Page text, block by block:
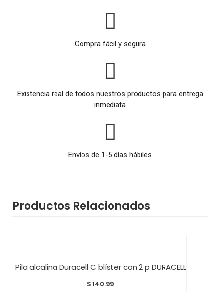
Compra fácil y segura
Existencia real de todos nuestros productos para entrega
inmediata
Envíos de 1-5 días hábiles
Productos Relacionados
Pila alcalina Duracell C blíster con 2 p DURACELL
$140.99